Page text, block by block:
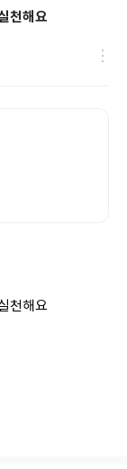
천해요
천해요